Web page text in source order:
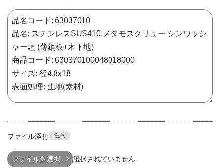
ファイル添付 任意
ファイルを選択 選択されていません